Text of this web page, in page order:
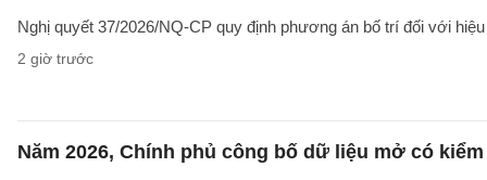
Nghị quyết 37/2026/NQ-CP quy định phương án bố trí đối với
2 giờ trước
Năm 2026, Chính phủ công bố dữ liệu mở có